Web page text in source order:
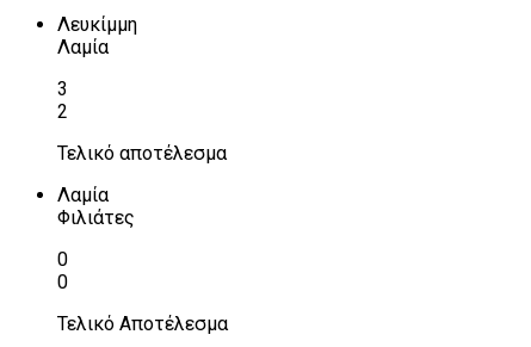
Λευκίμμη
Λαμία
3
2
Τελικό αποτέλεσμα
Λαμία
Φιλιάτες
0
0
Τελικό Αποτέλεσμα